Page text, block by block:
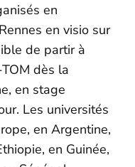
en
en visio sur
de partir à
dès la
en stage
Les universités
en Argentine,
en Guinée,